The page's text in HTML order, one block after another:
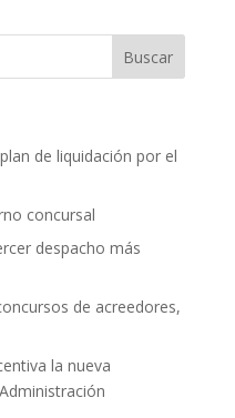
de liquidación por el
concursal
despacho más
de acreedores,
la nueva